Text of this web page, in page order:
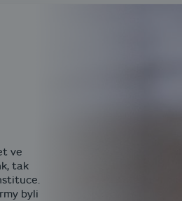
ve
tak
byli